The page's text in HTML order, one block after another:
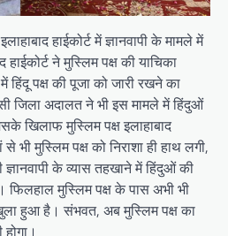
इलाहाबाद हाईकोर्ट में ज्ञानवापी के मामले में
ने मुस्लिम पक्ष की याचिका
पक्ष की पूजा को जारी रखने का
जिला अदालत ने भी इस मामले में हिंदुओं
खिलाफ मुस्लिम पक्ष इलाहाबाद
भी मुस्लिम पक्ष को निराशा ही हाथ लगी,
ज्ञानवापी के व्यास तहखाने में हिंदुओं की
फिलहाल मुस्लिम पक्ष के पास अभी भी
हुआ है। संभवत, अब मुस्लिम पक्ष का